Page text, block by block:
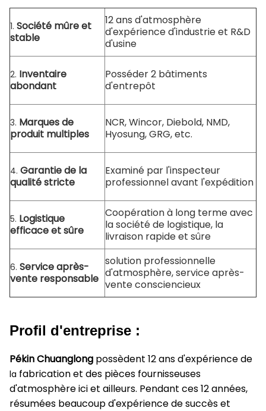
1. Société mûre et
stable
12 ans d'atmosphère
d'expérience d'industrie et R&D
d'usine
2. Inventaire
abondant
Posséder 2 bâtiments
d'entrepôt
3. Marques de
produit multiples
NCR, Wincor, Diebold, NMD,
Hyosung, GRG, etc.
4. Garantie de la
qualité stricte
Examiné par l'inspecteur
professionnel avant l'expédition
5. Logistique
efficace et sûre
Coopération à long terme avec
la société de logistique, la
livraison rapide et sûre
6. Service après-
vente responsable
solution professionnelle
d'atmosphère, service après-
vente consciencieux
Profil d'entreprise :
Pékin Chuanglong possèdent 12 ans d'expérience de
la fabrication et des pièces fournisseuses
d'atmosphère ici et ailleurs. Pendant ces 12 années,
résumées beaucoup d'expérience de succès et